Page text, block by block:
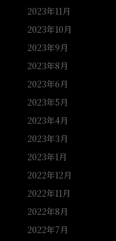
2023年11月
2023年10月
2023年9月
2023年8月
2023年6月
2023年5月
2023年4月
2023年3月
2023年1月
2022年12月
2022年11月
2022年8月
2022年7月